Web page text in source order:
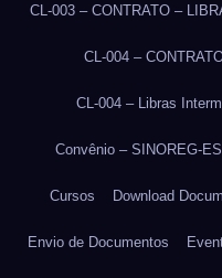
CL-003 – CONTRATO –
CL-004 –
CL-004 – Libras
Convênio – SINOREG-ES
Cursos Download
Envio de Documentos